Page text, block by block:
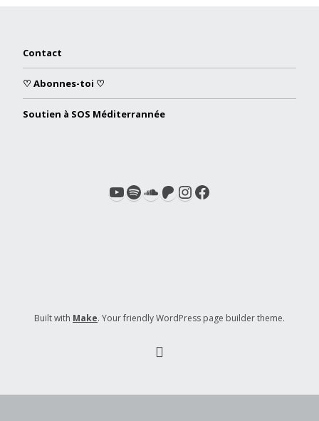
Contact
♡ Abonnes-toi ♡
Soutien à SOS Méditerrannée
Built with Make. Your friendly WordPress page builder theme.